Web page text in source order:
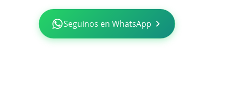
Seguinos en WhatsApp